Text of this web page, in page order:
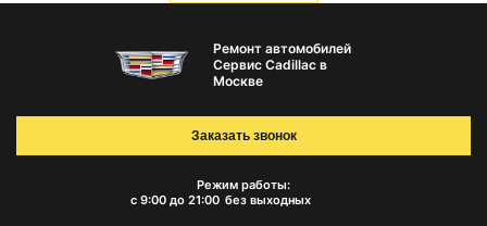
Ремонт автомобилей
Сервис Cadillac в
Москве
Режим работы:
с 9:00 до 21:00 без выходных
Заказать звонок